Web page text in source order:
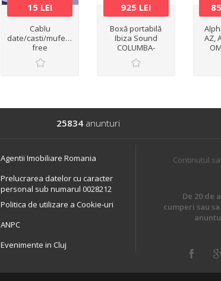
15 LEI
Cablu
date/casti/mufe/adaptoare/hands-
free
925 LEI
Boxă portabilă
Ibiza Sound
COLUMBA-
KARAOKE 2 10
25cm, 1000W
AZ,
25834anunturi
Agentii Imobiliare Romania
Prelucrarea datelor cu caracter
personal sub numarul 0028212
Politica de utilizare a Cookie-uri
ANPC
Evenimente in Cluj
Continutul
De 20 de
cumperi sau